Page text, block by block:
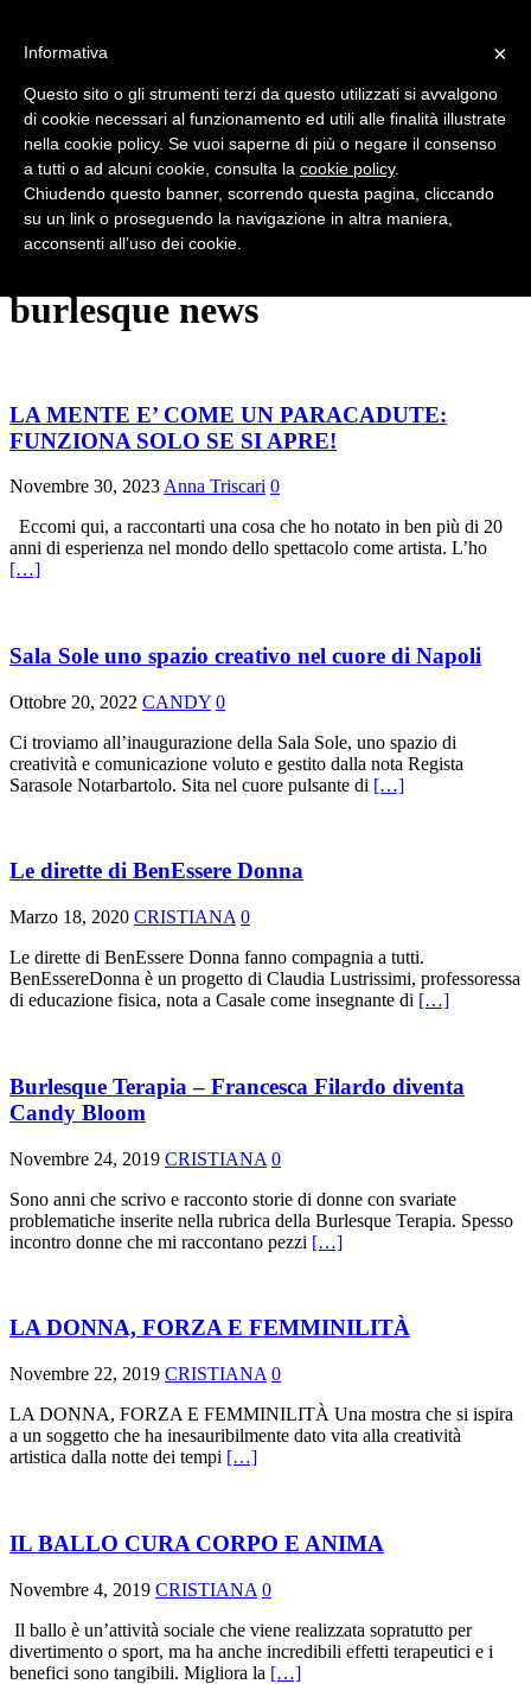
HOME
NEWS
SERATE E SHOW
FESTIVAL
INTERVISTE
VINTAGE
RUBRICHE
EFFETTO BURLESQUE
CONTATTI
burlesque news
LA MENTE E’ COME UN PARACADUTE:
FUNZIONA SOLO SE SI APRE!
Novembre 30, 2023 Anna Triscari 0
Eccomi qui, a raccontarti una cosa che ho notato in ben più di 20
anni di esperienza nel mondo dello spettacolo come artista. L’ho
[…]
Sala Sole uno spazio creativo nel cuore di Napoli
Ottobre 20, 2022 CANDY 0
Ci troviamo all’inaugurazione della Sala Sole, uno spazio di
creatività e comunicazione voluto e gestito dalla nota Regista
Sarasole Notarbartolo. Sita nel cuore pulsante di […]
Le dirette di BenEssere Donna
Marzo 18, 2020 CRISTIANA 0
Le dirette di BenEssere Donna fanno compagnia a tutti.
BenEssereDonna è un progetto di Claudia Lustrissimi, professoressa
di educazione fisica, nota a Casale come insegnante di […]
Burlesque Terapia – Francesca Filardo diventa
Candy Bloom
Novembre 24, 2019 CRISTIANA 0
Sono anni che scrivo e racconto storie di donne con svariate
problematiche inserite nella rubrica della Burlesque Terapia. Spesso
incontro donne che mi raccontano pezzi […]
LA DONNA, FORZA E FEMMINILITÀ
Novembre 22, 2019 CRISTIANA 0
LA DONNA, FORZA E FEMMINILITÀ Una mostra che si ispira
a un soggetto che ha inesauribilmente dato vita alla creatività
artistica dalla notte dei tempi […]
IL BALLO CURA CORPO E ANIMA
Novembre 4, 2019 CRISTIANA 0
Il ballo è un’attività sociale che viene realizzata sopratutto per
divertimento o sport, ma ha anche incredibili effetti terapeutici e i
benefici sono tangibili. Migliora la […]
×
Informativa
Questo sito o gli strumenti terzi da questo utilizzati si avvalgono
di cookie necessari al funzionamento ed utili alle finalità illustrate
nella cookie policy. Se vuoi saperne di più o negare il consenso
a tutti o ad alcuni cookie, consulta la cookie policy.
Chiudendo questo banner, scorrendo questa pagina, cliccando
su un link o proseguendo la navigazione in altra maniera,
acconsenti all’uso dei cookie.